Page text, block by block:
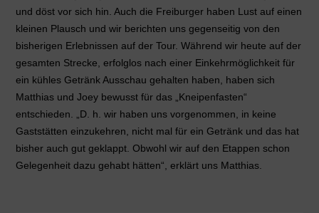
und döst vor sich hin. Auch die Freiburger haben Lust auf einen
kleinen Plausch und wir berichten uns gegenseitig von den
bisherigen Erlebnissen auf der Tour. Während wir heute auf der
gesamten Strecke, erfolglos nach einer Einkehrmöglichkeit für
ein kühles Getränk Ausschau gehalten haben, haben sich
Matthias und Joey bewusst für das „Kneipenfasten“
entschieden. „D. h. wir haben uns vorgenommen, in keine
Gaststätten einzukehren, nicht mal für ein Getränk und das hat
bisher auch gut geklappt. Obwohl wir auf den Etappen schon
Gelegenheit dazu gehabt hätten“, erklärt uns Matthias.